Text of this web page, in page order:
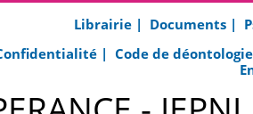
Librairie | Documents |
| Code de